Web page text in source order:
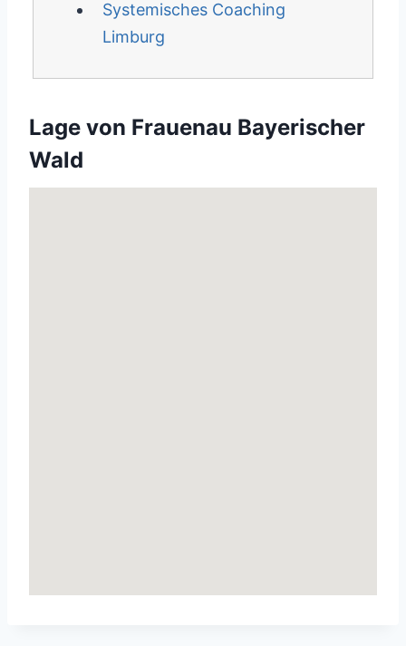
Systemisches Coaching
Limburg
Lage von Frauenau Bayerischer
Wald